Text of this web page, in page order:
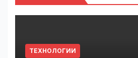
ТЕХНОЛОГИИ